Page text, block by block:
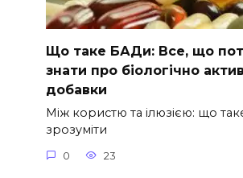
Що таке БАДи: Все, що
знати про біологічно
добавки
Між користю та ілюзією: що
зрозуміти
0 23